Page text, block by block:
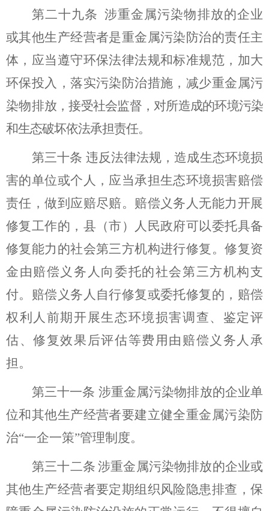
第二十九条 涉重金属污染物排放的企业
或其他生产经营者是重金属污染防治的责任主
体，应当遵守环保法律法规和标准规范，加大
环保投入，落实污染防治措施， 减少重金属污
染物排放，接受社会监督，对所造成的环境污染
和生态破坏依法承担责任。
第三十条 违反法律法规，造成生态环境损
害的单位或个人，应当承担生态环境损害赔偿
责任，做到应赔尽赔。赔偿义务人无能力开展
修复工作的，县（市）人民政府可以委托具备
修复能力的社会第三方机构进行修复。修复资
金由赔偿义务人向委托的社会第三方机构支
付。赔偿义务人自行修复或委托修复的，赔偿
权利人前期开展生态环境损害调查、鉴定评
估、修复效果后评估等费用由赔偿义务人承
担。
第三十一条 涉重金属污染物排放的企业单
位和其他生产经营者要建立健全重金属污染防
治“一企一策”管理制度。
第三十二条 涉重金属污染物排放的企业或
其他生产经营者要定期组织 风险隐患排查，保